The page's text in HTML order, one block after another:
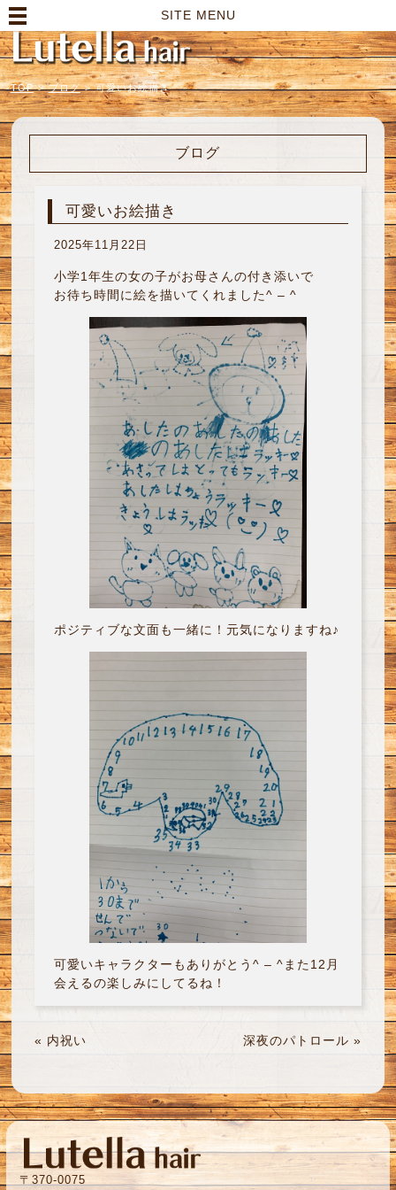
SITE MENU
TOP > ブログ > 可愛いお絵描き
ブログ
可愛いお絵描き
2025年11月22日
小学1年生の女の子がお母さんの付き添いで
お待ち時間に絵を描いてくれました^ – ^
ポジティブな文面も一緒に！元気になりますね♪
可愛いキャラクターもありがとう^ – ^また12月
会えるの楽しみにしてるね！
« 内祝い 深夜のパトロール »
〒370-0075